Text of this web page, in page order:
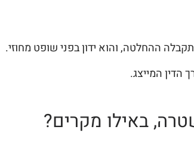
ההחלטה, והוא ידון בפני שופט מחוזי.
הדין המייצג.
באילו מקרים?